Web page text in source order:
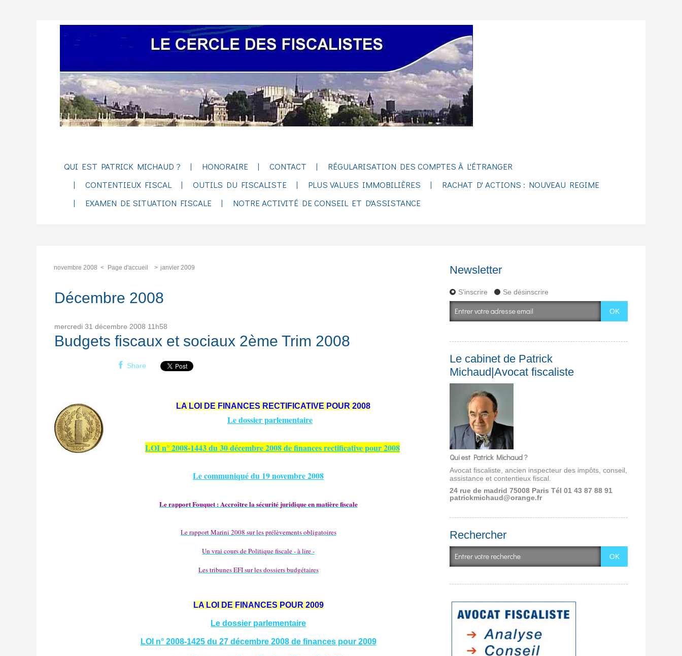
QUI EST PATRICK MICHAUD ? HONORAIRE CONTACT
RÉGULARISATION DES COMPTES À L'ÉTRANGER
CONTENTIEUX FISCAL
OUTILS DU FISCALISTE PLUS VALUES IMMOBILIÈRES
RACHAT D' ACTIONS : NOUVEAU REGIME
EXAMEN DE SITUATION FISCALE
NOTRE ACTIVITÉ DE CONSEIL ET D'ASSISTANCE
novembre 2008 Page d'accueil janvier 2009
Décembre 2008
mercredi 31 décembre 2008 11h58
Budgets fiscaux et sociaux 2ème Trim 2008
Share
LA LOI DE FINANCES RECTIFICATIVE POUR 2008
Le dossier parlementaire
LOI n° 2008-1443 du 30 décembre 2008 de finances rectificative pour 2008
Le communiqué du 19 novembre 2008
Le rapport Fouquet : Accroître la sécurité juridique en matière fiscale
Le rapport Marini 2008 sur les prélèvements obligatoires
Un vrai cours de Politique fiscale - à lire -
Les tribunes EFI sur les dossiers budgétaires
LA LOI DE FINANCES POUR 2009
Le dossier parlementaire
LOI n° 2008-1425 du 27 décembre 2008 de finances pour 2009
Newsletter
S'inscrire Se désinscrire
Le cabinet de Patrick
Michaud|Avocat fiscaliste
Qui est Patrick Michaud ?
Avocat fiscaliste, ancien inspecteur des impôts, conseil,
assistance et contentieux fiscal.
24 rue de madrid 75008 ParisTél 01 43 87 88 91
patrickmichaud@orange.fr
Rechercher